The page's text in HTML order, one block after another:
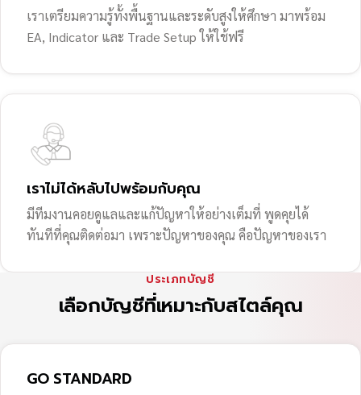
เราเตรียมความรู้ทั้งพื้นฐานและระดับสูงให้ศึกษา มาพร้อม
EA, Indicator และ Trade Setup ให้ใช้ฟรี
เราไม่ได้หลับไปพร้อมกับคุณ
มีทีมงานคอยดูแลและแก้ปัญหาให้อย่างเต็มที่ พูดคุยได้
ทันทีที่คุณติดต่อมา เพราะปัญหาของคุณ คือปัญหาของเรา
ประเภทบัญชี
เลือกบัญชีที่เหมาะกับสไตล์คุณ
GO STANDARD